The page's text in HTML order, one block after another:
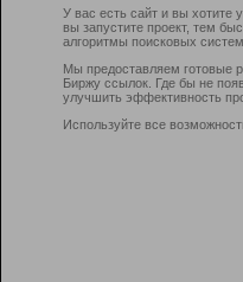
У вас есть сайт и вы хотите
вы запустите проект, тем
алгоритмы поисковых
Мы предоставляем готовые
Биржу ссылок. Где бы не
улучшить эффективность
Используйте все